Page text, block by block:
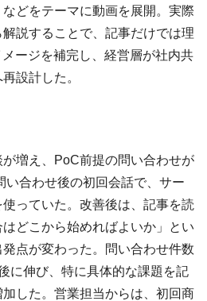
どをテーマに動画を展開。実際
説することで、記事だけでは理
ージを補完し、経営層が社内共
設計した。
増え、PoC前提の問い合わせが
い合わせ後の初回会話で、サー
っていた。改善後は、記事を読
どこから始めればよいか」とい
点が変わった。問い合わせ件数
に伸び、特に具体的な課題を記
した。営業担当からは、初回商